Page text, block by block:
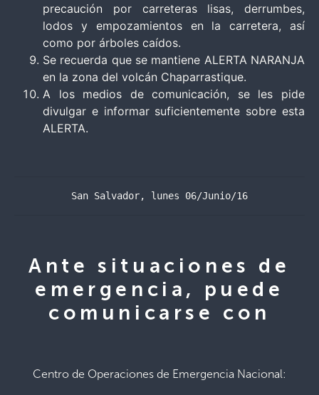
precaución por carreteras lisas, derrumbes,
lodos y empozamientos en la carretera, así
como por árboles caídos.
Se recuerda que se mantiene ALERTA NARANJA
en la zona del volcán Chaparrastique.
A los medios de comunicación, se les pide
divulgar e informar suficientemente sobre esta
ALERTA.
San Salvador, lunes 06/Junio/16
Ante situaciones de
emergencia, puede
comunicarse con
Centro de Operaciones de Emergencia Nacional: